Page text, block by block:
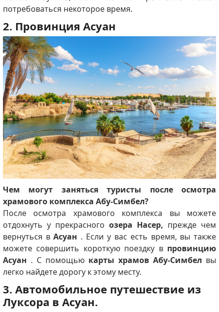
потребоваться некоторое время.
2. Провинция Асуан
Чем могут заняться туристы после осмотра
храмового комплекса Абу-Симбел?
После осмотра храмового комплекса вы можете
отдохнуть у прекрасного озера Насер, прежде чем
вернуться вАсуан . Если у вас есть время, вы также
можете совершить короткую поездку в провинцию
Асуан . С помощью карты храмов Абу-Симбел вы
легко найдете дорогу к этому месту.
3. Автомобильное путешествие из
Луксора в Асуан.